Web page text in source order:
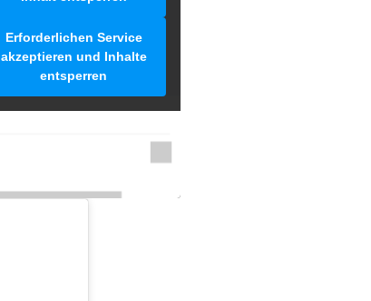
Erforderlichen Service
akzeptieren und Inhalte
entsperren